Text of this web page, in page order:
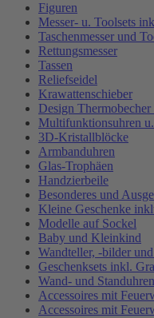
Figuren
Messer- u. Toolsets
Taschenmesser und
Rettungsmesser
Tassen
Reliefseidel
Krawattenschieber
Design
Multifunktionsuhren
3D-Kristallblöcke
Armbanduhren
Glas-Trophäen
Handzierbeile
Besonderes und
Kleine Geschenke
Modelle auf Sockel
Baby und Kleinkind
Wandteller, -bilder
Geschenksets inkl.
Wand- und Standuhren
Accessoires mit
Accessoires mit